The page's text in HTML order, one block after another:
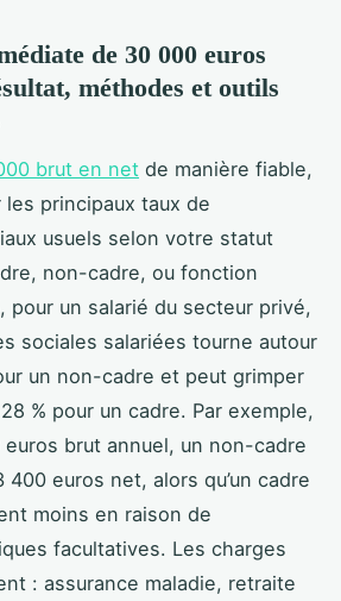
de 30 000 euros
méthodes et outils
brut en net de manière fiable,
les principaux taux de
usuels selon votre statut
non-cadre, ou fonction
pour un salarié du secteur privé,
sociales salariées tourne autour
un non-cadre et peut grimper
% pour un cadre. Par exemple,
brut annuel, un non-cadre
euros net, alors qu’un cadre
moins en raison de
facultatives. Les charges
: assurance maladie, retraite